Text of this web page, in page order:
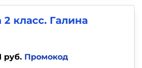
класс. Галина
руб. Промокод